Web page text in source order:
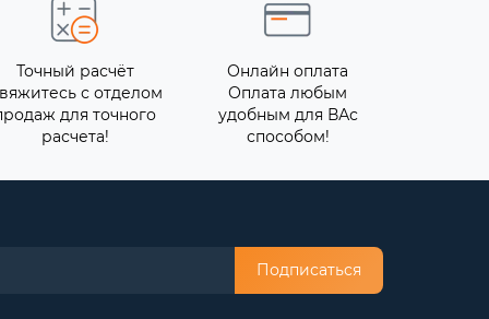
Точный расчёт
с отделом
для точного
расчета!
Онлайн оплата
Оплата любым
удобным для ВАс
способом!
Подписаться